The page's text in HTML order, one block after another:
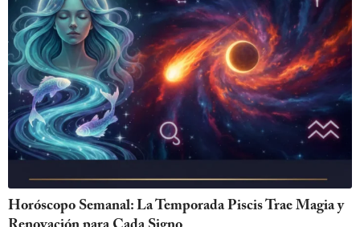
Horóscopo Semanal: La Temporada Piscis Trae Magia y